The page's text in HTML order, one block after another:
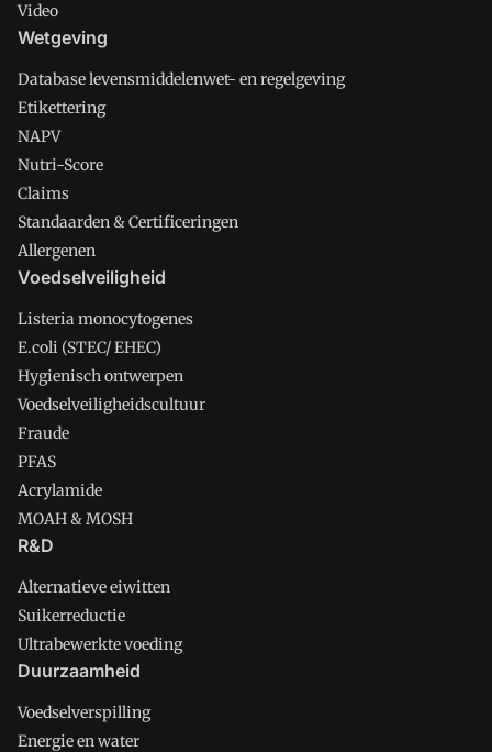
Video
Wetgeving
Database levensmiddelenwet- en regelgeving
Etikettering
NAPV
Nutri-Score
Claims
Standaarden & Certificeringen
Allergenen
Voedselveiligheid
Listeria monocytogenes
E.coli (STEC/ EHEC)
Hygienisch ontwerpen
Voedselveiligheidscultuur
Fraude
PFAS
Acrylamide
MOAH & MOSH
R&D
Alternatieve eiwitten
Suikerreductie
Ultrabewerkte voeding
Duurzaamheid
Voedselverspilling
Energie en water